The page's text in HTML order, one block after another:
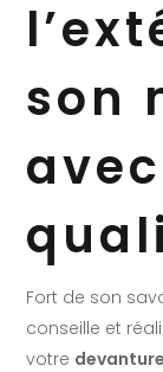
son
Fort de son
conseille et
votre